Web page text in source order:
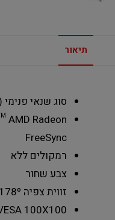
תיאור
סוג שנאי
AMD Radeon
FreeSync
רמקוליםללא
צבע שחור
זווית צפיה
100X100